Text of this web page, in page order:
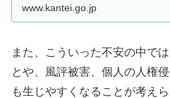
www.kantei.go.jp
また、こういった不安の中で
とや、風評被害、個人の人権
も生じやすくなることが考えら